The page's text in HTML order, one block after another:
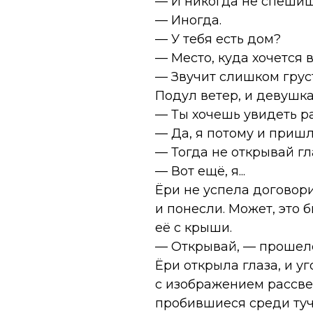
— Иногда.
— У тебя есть дом?
— Место, куда хочется
— Звучит слишком
Подул ветер, и
— Ты хочешь увидеть
— Да, я потому и
— Тогда не открывай
— Вот ещё, я...
Ёри не успела
и понесли. Может, это
её с крыши.
— Открывай, —
Ёри открыла глаза, и
с изображением
пробившиеся среди